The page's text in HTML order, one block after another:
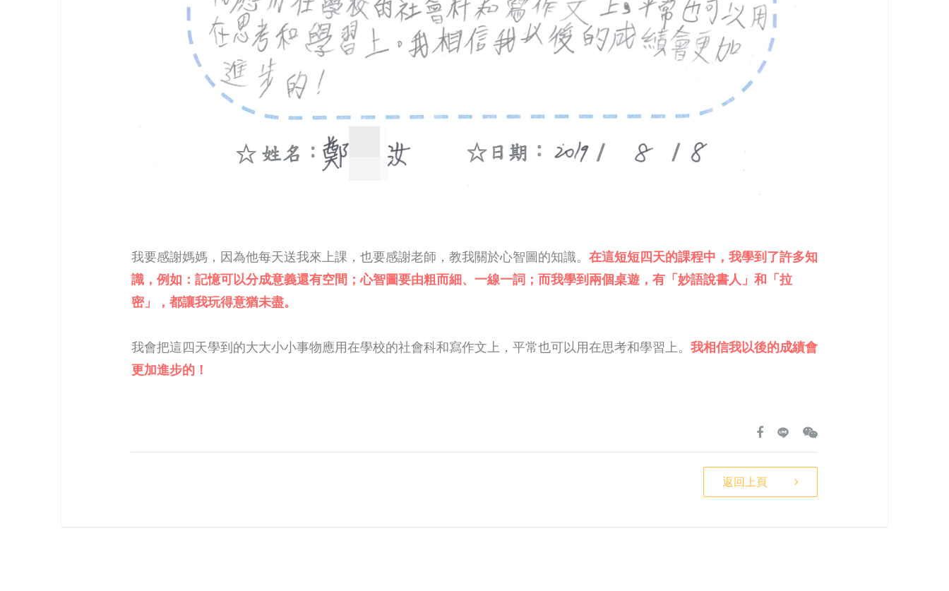
我要感謝媽媽，因為他每天送我來上課，也要感謝老師，教我關於心智圖的知識。 在這短短四天的課程中，我學到了許多知
識，例如：記憶可以分成意義還有空間；心智圖要由粗而細、一線一詞；而我學到兩個桌遊，有「妙語說書人」和「拉
密」，都讓我玩得意猶未盡。
我會把這四天學到的大大小小事物應用在學校的社會科和寫作文上，平常也可以用在思考和學習上。 我相信我以後的成績會
更加進步的！
返回上頁